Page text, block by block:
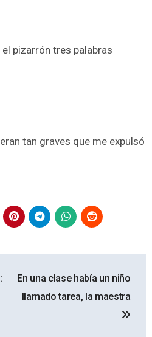
pizarrón tres palabras
tan graves que me expulsó
En una clase había un niño
llamado tarea, la maestra